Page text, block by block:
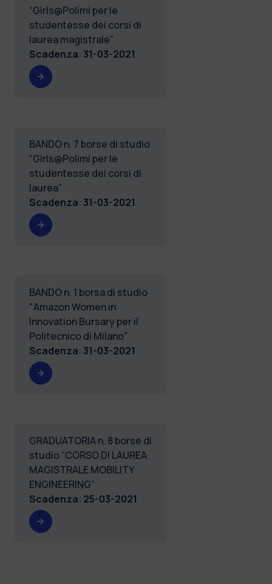
“Girls@Polimi per le
studentesse dei corsi di
laurea magistrale”
Scadenza: 31-03-2021
BANDO n. 7 borse di studio
“Girls@Polimi per le
studentesse dei corsi di
laurea”
Scadenza: 31-03-2021
BANDO n. 1 borsa di studio
"Amazon Women in
Innovation Bursary per il
Politecnico di Milano"
Scadenza: 31-03-2021
GRADUATORIA n. 8 borse di
studio “CORSO DI LAUREA
MAGISTRALE MOBILITY
ENGINEERING”
Scadenza: 25-03-2021